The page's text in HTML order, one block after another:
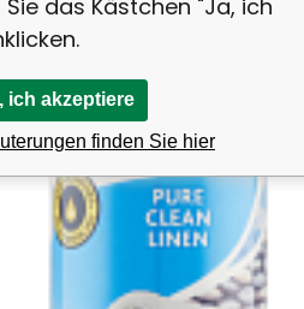
Favorit
Vergleichen Sie
das Kästchen "Ja, ich
ich akzeptiere
finden Sie hier